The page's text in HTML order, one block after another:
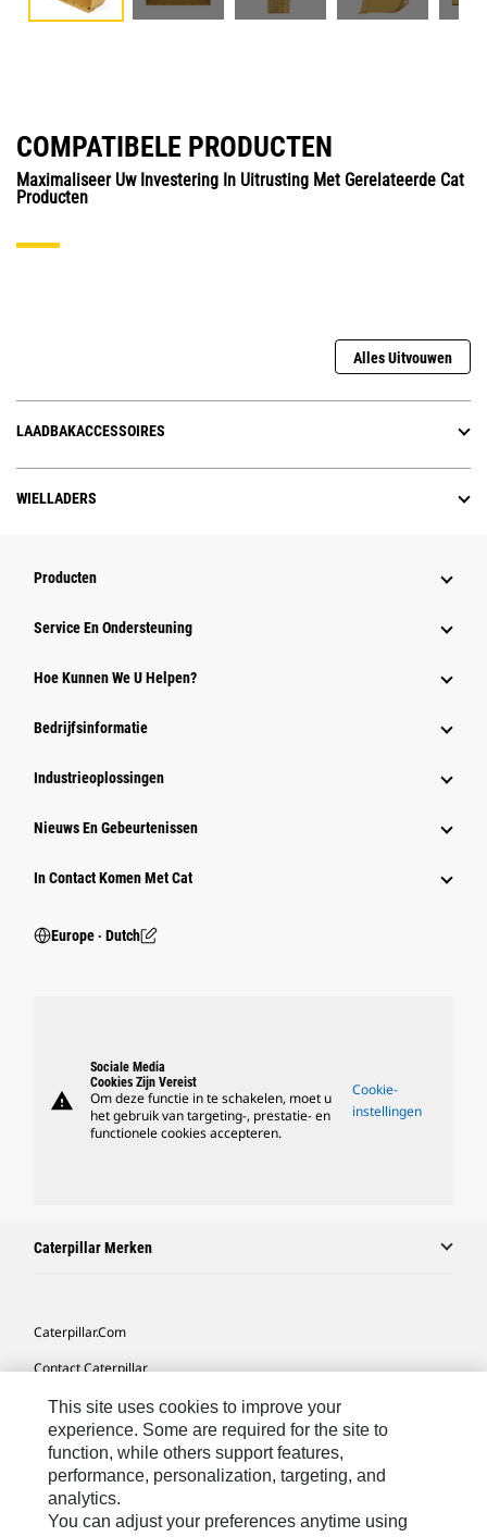
COMPATIBELE PRODUCTEN
Maximaliseer Uw Investering In Uitrusting Met Gerelateerde Cat
Producten
Alles Uitvouwen
LAADBAKACCESSOIRES
WIELLADERS
Producten
Service En Ondersteuning
Hoe Kunnen We U Helpen?
Bedrijfsinformatie
Industrieoplossingen
Nieuws En Gebeurtenissen
In Contact Komen Met Cat
Europe ‧ Dutch
warning
Sociale Media
Cookies Zijn Vereist
Om deze functie in te schakelen, moet u
het gebruik van targeting-, prestatie- en
functionele cookies accepteren.
Cookie-
instellingen
Caterpillar Merken
Caterpillar.com
Contact Caterpillar
Mijn Marketingvoorkeuren
Site Map
Cookie Settings
Legal
This site uses cookies to improve your
experience. Some are required for the site to
function, while others support features,
performance, personalization, targeting, and
analytics.
You can adjust your preferences anytime using